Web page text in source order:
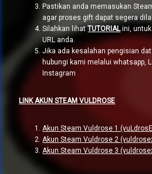
Pastikan anda memasukan
agar proses gift dapat segera
Silahkan lihatTUTORIALini, untuk
URL anda.
Jika ada kesalahan pengisian
hubungi kami melalui whatsapp,
Instagram
LINK AKUN STEAM VULDROSE
Akun Steam Vuldrose 1
Akun Steam Vuldrose 2
Akun Steam Vuldrose 3